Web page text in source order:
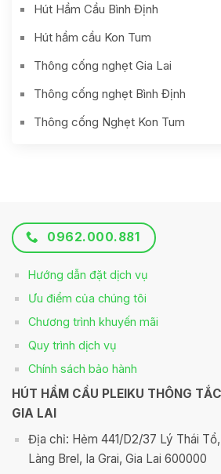
Hút Hầm Cầu Bình Định
Hút hầm cầu Kon Tum
Thông cống nghẹt Gia Lai
Thông cống nghẹt Bình Định
Thông cống Nghẹt Kon Tum
0962.000.881
Hướng dẫn đặt dịch vụ
Ưu điểm của chúng tôi
Chương trình khuyến mãi
Quy trình dịch vụ
Chính sách bảo hành
HÚT HẦM CẦU PLEIKU THÔNG
GIA LAI
Địa chỉ: Hẻm 441/D2/37 Lý Thái
Làng Brel, Ia Grai, Gia Lai 600000